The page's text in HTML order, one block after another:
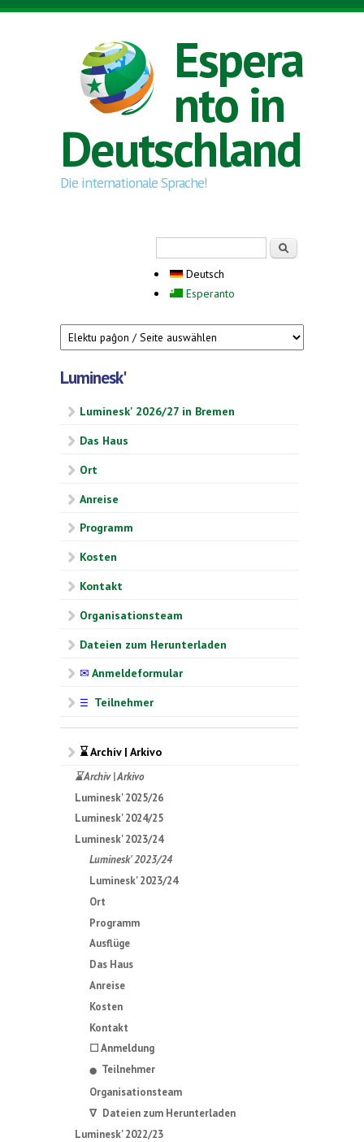
Direkt zum Inhalt
Espera
nto in
Deutschland
Die internationale Sprache!
Deutsch
Esperanto
Luminesk'
Luminesk' 2026/27 in Bremen
Das Haus
Ort
Anreise
Programm
Kosten
Kontakt
Organisationsteam
Dateien zum Herunterladen
✉ Anmeldeformular
☰ Teilnehmer
⌛ Archiv | Arkivo
⌛ Archiv | Arkivo
Luminesk' 2025/26
Luminesk' 2024/25
Luminesk' 2023/24
Luminesk' 2023/24
Luminesk' 2023/24
Ort
Programm
Ausflüge
Das Haus
Anreise
Kosten
Kontakt
☐ Anmeldung
⬤
Teilnehmer
Organisationsteam
∇ Dateien zum Herunterladen
Luminesk' 2022/23